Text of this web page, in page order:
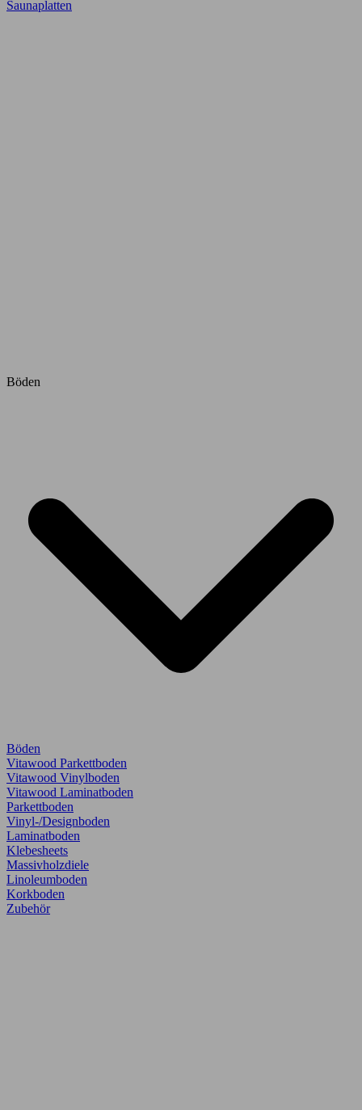
Saunaplatten
Böden
Böden
Vitawood Parkettboden
Vitawood Vinylboden
Vitawood Laminatboden
Parkettboden
Vinyl-/Designboden
Laminatboden
Klebesheets
Massivholzdiele
Linoleumboden
Korkboden
Zubehör